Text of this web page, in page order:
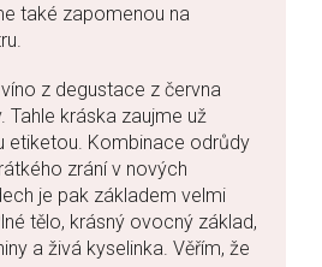
také zapomenou na
z degustace z června
Tahle kráska zaujme už
etiketou. Kombinace odrůdy
zrání v nových
je pak základem velmi
tělo, krásný ovocný základ,
a živá kyselinka. Věřím, že